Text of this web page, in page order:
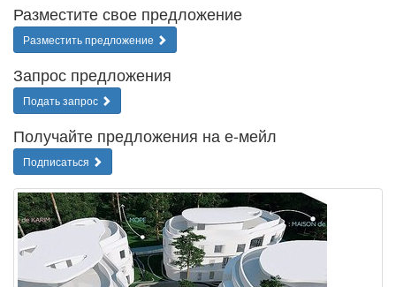
Разместите свое предложение
Разместить предложение
Запрос предложения
Подать запрос
Получайте предложения на е-мейл
Подписаться